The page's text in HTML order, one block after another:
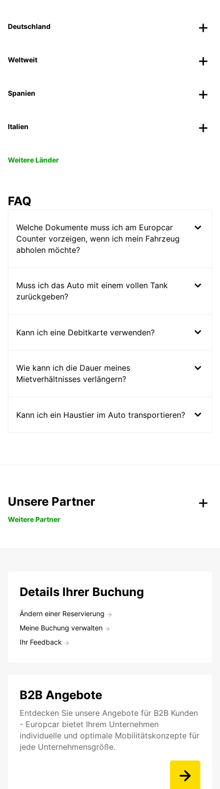
Deutschland
Weltweit
Spanien
Italien
Weitere Länder
FAQ
Welche Dokumente muss ich am Europcar
Counter vorzeigen, wenn ich mein Fahrzeug
abholen möchte?
Muss ich das Auto mit einem vollen Tank
zurückgeben?
Kann ich eine Debitkarte verwenden?
Wie kann ich die Dauer meines
Mietverhältnisses verlängern?
Kann ich ein Haustier im Auto transportieren?
Unsere Partner
Weitere Partner
Details Ihrer Buchung
Ändern einer Reservierung
Meine Buchung verwalten
Ihr Feedback
B2B Angebote
Entdecken Sie unsere Angebote für B2B Kunden
- Europcar bietet Ihrem Unternehmen
individuelle und optimale Mobilitätskonzepte für
jede Unternehmensgröße.